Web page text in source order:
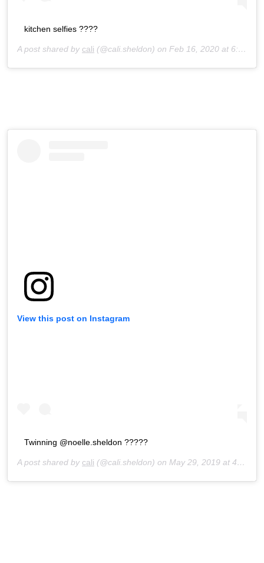
kitchen selfies ????
A post shared by cali (@cali.sheldon) on Feb 16, 2020 at 6:47pm PST
View this post on Instagram
Twinning @noelle.sheldon ?????
A post shared by cali (@cali.sheldon) on May 29, 2019 at 4:09pm PDT